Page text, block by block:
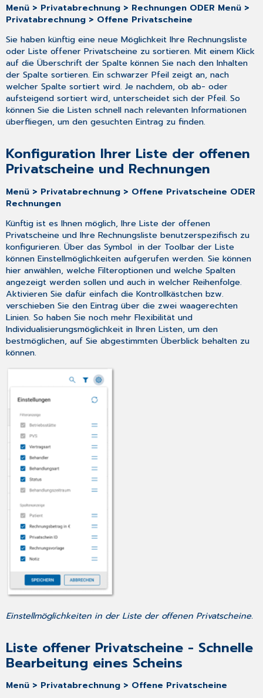
Rechnungen
Liste
offener
Privatscheine
-
Schnelle
Bearbeitung
eines
Scheins
Übersicht
der
-
Anzeige
der
Rechnungsvorlage
✨Gesetzliche
&
Änderungen
Elektronische
Ersatzbescheinigung
-
Neue
Hinweismeldung
KIM-
Konfiguration
-
✨Hinweise
zu
dieser
Dokumentation
Menü > Privatabrechnung > Rechnungen ODER Menü >
Privatabrechnung > Offene Privatscheine
Sie haben künftig eine neue Möglichkeit Ihre Rechnungsliste
oder Liste offener Privatscheine zu sortieren. Mit einem Klick
auf die Überschrift der Spalte können Sie nach den Inhalten
der Spalte sortieren. Ein schwarzer Pfeil zeigt an, nach
welcher Spalte sortiert wird. Je nachdem, ob ab- oder
aufsteigend sortiert wird, unterscheidet sich der Pfeil. So
können Sie die Listen schnell nach relevanten Informationen
überfliegen, um den gesuchten Eintrag zu finden.
Konfiguration Ihrer Liste der offenen
Privatscheine und Rechnungen
Menü > Privatabrechnung > Offene Privatscheine ODER
Rechnungen
Künftig ist es Ihnen möglich, Ihre Liste der offenen
Privatscheine und Ihre Rechnungsliste benutzerspezifisch zu
konfigurieren. Über das Symbol in der Toolbar der Liste
können Einstellmöglichkeiten aufgerufen werden. Sie können
hier anwählen, welche Filteroptionen und welche Spalten
angezeigt werden sollen und auch in welcher Reihenfolge.
Aktivieren Sie dafür einfach die Kontrollkästchen bzw.
verschieben Sie den Eintrag über die zwei waagerechten
Linien. So haben Sie noch mehr Flexibilität und
Individualisierungsmöglichkeit in Ihren Listen, um den
bestmöglichen, auf Sie abgestimmten Überblick behalten zu
können.
Einstellmöglichkeiten in der Liste der offenen Privatscheine.
Liste offener Privatscheine - Schnelle
Bearbeitung eines Scheins
Menü > Privatabrechnung > Offene Privatscheine